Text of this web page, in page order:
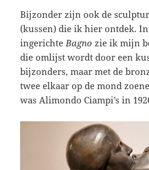
Bijzonder zijn ook de
(kussen) die ik hier ontdek.
ingerichte Bagnozie ik mijn
die omlijst wordt door een
bijzonders, maar met de
twee elkaar op de mond
was Alimondo Ciampi’s in